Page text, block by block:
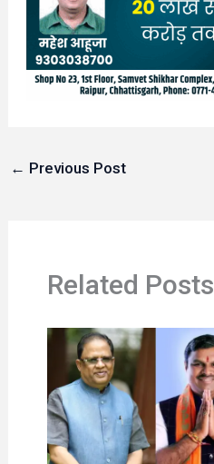
← Previous Post
Related Posts